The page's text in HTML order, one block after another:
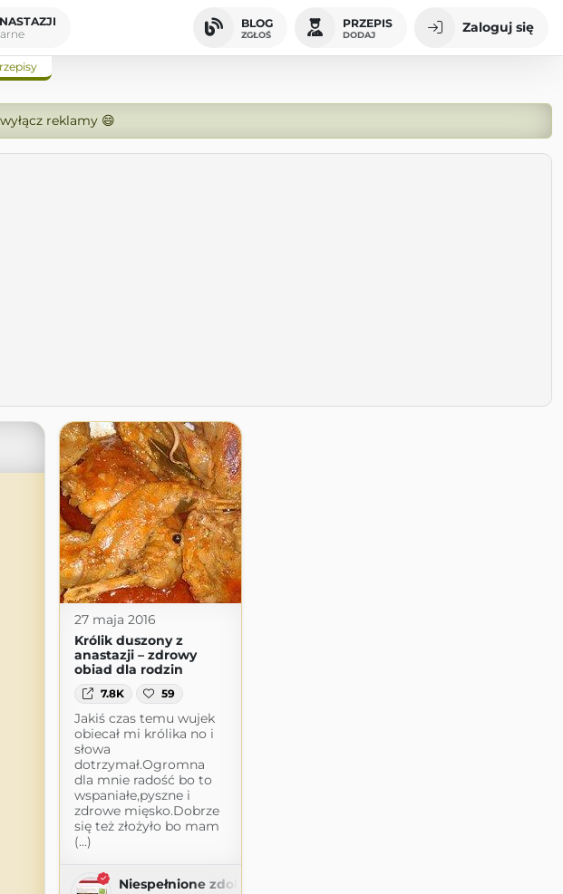
BLOG
ZGŁOŚ
PRZEPIS
DODAJ Zaloguj się
reklamy 😄
27 maja 2016
Królik duszony z
anastazji – zdrowy
obiad dla rodzin
7.8K 59
Jakiś czas temu wujek
obiecał mi królika no i
słowa
dotrzymał.Ogromna
dla mnie radość bo to
wspaniałe,pyszne i
zdrowe mięsko.Dobrze
się też złożyło bo mam
(...)
Niespełnione zdolności kulinarne